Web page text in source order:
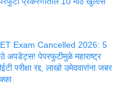
Exam Cancelled 2026: 5
अपडेट्स! पेपरफुटीमुळे महाराष्ट्र
परीक्षा रद्द, लाखो उमेदवारांना जबर